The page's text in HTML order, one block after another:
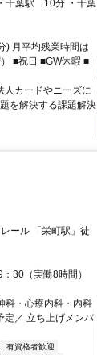
) 月平均残業時間は
■祝日 ■GW休暇 ■
人カードやニーズに
を解決する課題解決
ール 「栄町駅」徒
30（実働8時間）
科・心療内科・内科
定／ 立ち上げメンバ
有資格者歓迎